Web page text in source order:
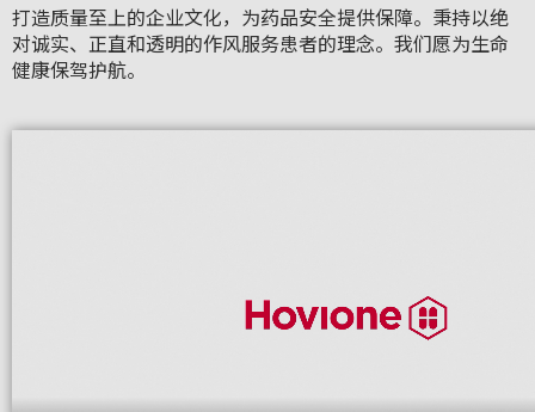
打造质量至上的企业文化，为药品安全提供保障。秉持以绝
对诚实、正直和透明的作风服务患者的理念。我们愿为生命
健康保驾护航。